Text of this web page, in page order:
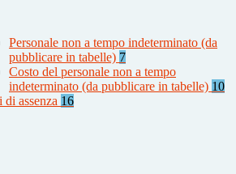
Personale non a tempo indeterminato (da
pubblicare in tabelle) 7
Costo del personale non a tempo
indeterminato (da pubblicare in tabelle) 10
di assenza 16